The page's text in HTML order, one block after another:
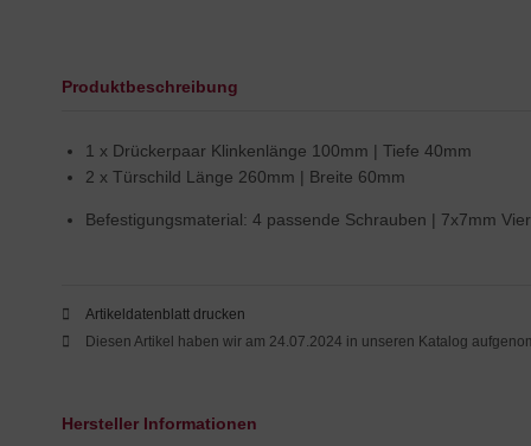
Produktbeschreibung
1 x Drückerpaar Klinkenlänge 100mm | Tiefe 40mm
2 x Türschild Länge 260mm | Breite 60mm
Befestigungsmaterial: 4 passende Schrauben | 7x7mm
Artikeldatenblatt drucken
Diesen Artikel haben wir am 24.07.2024 in unseren Katalog
Hersteller Informationen